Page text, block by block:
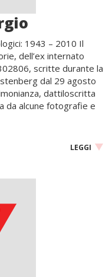
1943 – 2010 Il
dell’ex internato
scritte durante la
dal 29 agosto
dattiloscritta
da alcune fotografie e
LEGGI